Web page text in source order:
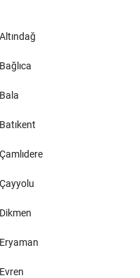
Altındağ
Bağlıca
Bala
Batıkent
Çamlıdere
Çayyolu
Dikmen
Eryaman
Evren